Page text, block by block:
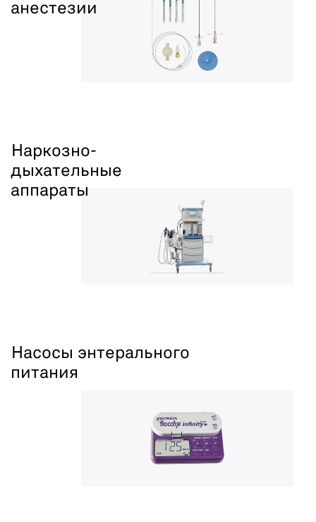
анестезии
Наркозно-
дыхательные
аппараты
Насосы энтерального
питания